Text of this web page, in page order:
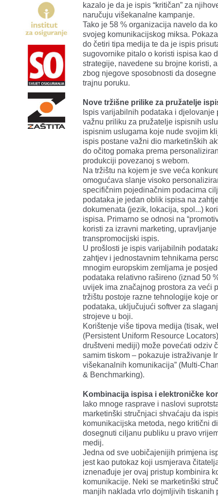
kazalo je da je ispis “kritičan” za
naručuju višekanalne kampanje.
Tako je 58 % organizacija navelo da
svojeg komunikacijskog miksa.
do četiri tipa medija te da je ispis
sugovornike pitalo o koristi ispisa kao
strategije, navedene su brojne koristi,
zbog njegove sposobnosti da
trajnu poruku.
Nove tržišne prilike za pružatelje
Ispis varijabilnih podataka i
važnu priliku za pružatelje ispisnih
ispisnim uslugama koje nude svojim
ispis postane važni dio marketinških
do očitog pomaka prema
produkciji povezanoj s webom.
Na tržištu na kojem je sve veća
omogućava slanje visoko
specifičnim pojedinačnim podacima
podataka je jedan oblik ispisa na
dokumenata (jezik, lokacija, spol...)
ispisa. Primarno se odnosi na
koristi za izravni marketing,
transpromocijski ispis.
U prošlosti je ispis varijabilnih
zahtjev i jednostavnim tehnikama
mnogim europskim zemljama je
podataka relativno rašireno (iznad 50
uvijek ima značajnog prostora za veći
tržištu postoje razne tehnologije koje
podataka, uključujući softver za
strojeve u boji.
Korištenje više tipova medija (tisak,
(Persistent Uniform Resource
društveni mediji) može povećati odziv
samim tiskom – pokazuje istraživanje
višekanalnih komunikacija” (Multi-
& Benchmarking).
Kombinacija ispisa i elektroničke
Iako mnoge rasprave i naslovi
marketinški stručnjaci shvaćaju da
komunikacijska metoda, nego kritični
dosegnuti ciljanu publiku u pravo
medij.
Jedna od sve uobičajenijih primjena
jest kao putokaz koji usmjerava
iznenađuje jer ovaj pristup kombinira
komunikacije. Neki se marketinški
manjih naklada vrlo dojmljivih